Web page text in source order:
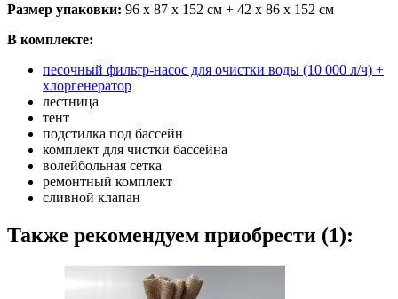
Размер упаковки: 96 х 87 х 152 см + 42 х 86 х 152 см
В комплекте:
песочный фильтр-насос для очистки воды (10 000 л/ч) +
хлоргенератор
лестница
тент
подстилка под бассейн
комплект для чистки бассейна
волейбольная сетка
ремонтный комплект
сливной клапан
Также рекомендуем приобрести (1):